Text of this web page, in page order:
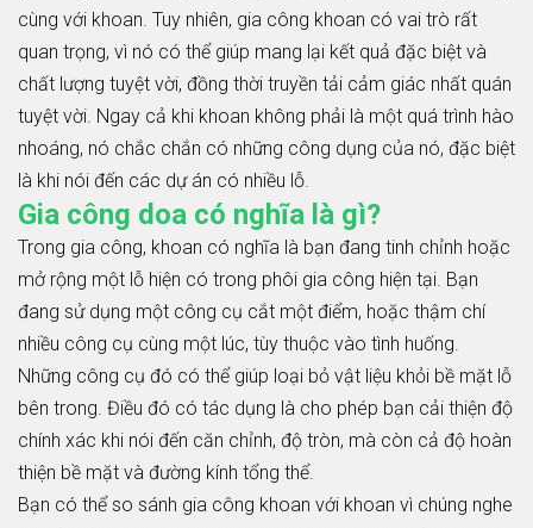
cùng với khoan. Tuy nhiên, gia công khoan có vai trò rất
quan trọng, vì nó có thể giúp mang lại kết quả đặc biệt và
chất lượng tuyệt vời, đồng thời truyền tải cảm giác nhất quán
tuyệt vời. Ngay cả khi khoan không phải là một quá trình hào
nhoáng, nó chắc chắn có những công dụng của nó, đặc biệt
là khi nói đến các dự án có nhiều lỗ.
Gia công doa có nghĩa là gì?
Trong gia công, khoan có nghĩa là bạn đang tinh chỉnh hoặc
mở rộng một lỗ hiện có trong phôi gia công hiện tại. Bạn
đang sử dụng một công cụ cắt một điểm, hoặc thậm chí
nhiều công cụ cùng một lúc, tùy thuộc vào tình huống.
Những công cụ đó có thể giúp loại bỏ vật liệu khỏi bề mặt lỗ
bên trong. Điều đó có tác dụng là cho phép bạn cải thiện độ
chính xác khi nói đến căn chỉnh, độ tròn, mà còn cả độ hoàn
thiện bề mặt và đường kính tổng thể.
Bạn có thể so sánh gia công khoan với khoan vì chúng nghe